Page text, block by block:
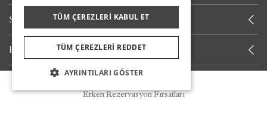
SIZI ARAYALIM
HABERDAR OLUN
BIZIMLE KALINErken Rezervasyon Fırsatları
TÜM ÇEREZLERI KABUL ET
TÜM ÇEREZLERI REDDET
AYRINTILARI GÖSTER